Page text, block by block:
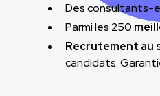
Des consultants-
Parmi les 250
Recrutement au
candidats.